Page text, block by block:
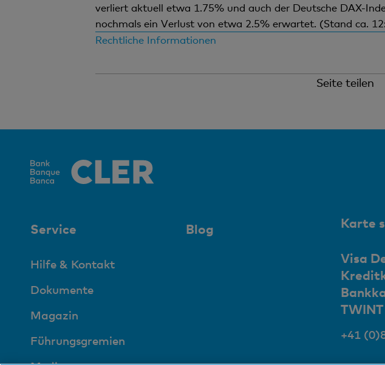
verliert aktuell etwa 1.75% und auch der Deutsche DAX-
nochmals ein Verlust von etwa 2.5% erwartet. (Stand ca.
Rechtliche Informationen
Seite teilen
Service
Hilfe & Kontakt
Dokumente
Magazin
Führungsgremien
Blog Karte
Visa
TWINT
+41